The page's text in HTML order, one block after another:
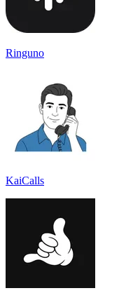
Ringuno
KaiCalls